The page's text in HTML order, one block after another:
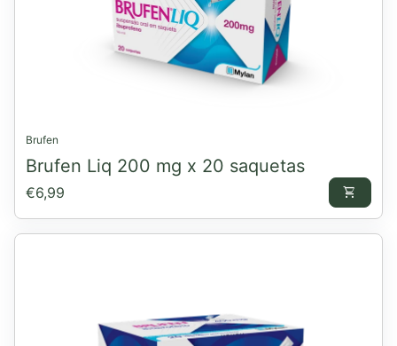
Brufen
Brufen Liq 200 mg x 20 saquetas
Preço normal
€6,99 shopping_cart